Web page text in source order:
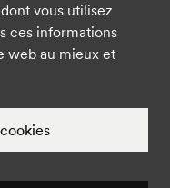
vous utilisez
ces informations
web au mieux et